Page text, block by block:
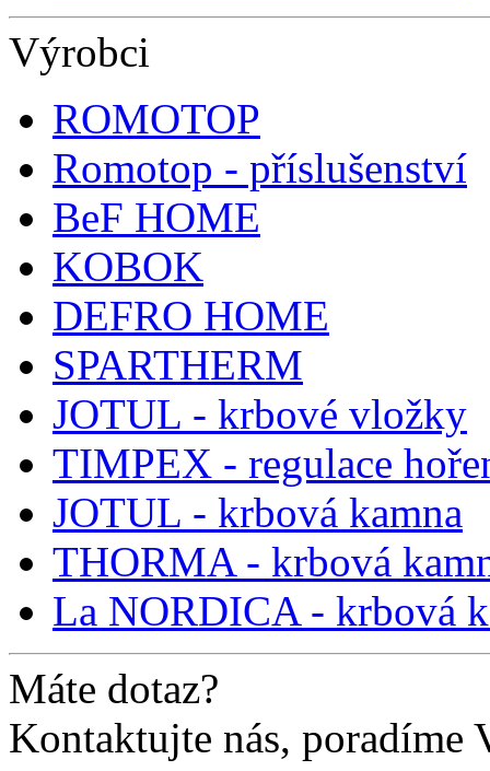
Výrobci
ROMOTOP
Romotop - příslušenství
BeF HOME
KOBOK
DEFRO HOME
SPARTHERM
JOTUL - krbové vložky
TIMPEX - regulace
JOTUL - krbová kamna
THORMA - krbová
La NORDICA - krbová
Máte dotaz?
Kontaktujte nás, poradíme